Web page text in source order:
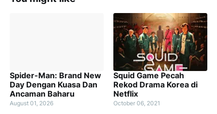
Spider-Man: Brand New
Day Dengan Kuasa Dan
Ancaman Baharu
August 01, 2026
Squid Game Pecah
Rekod Drama Korea di
Netflix
October 06, 2021